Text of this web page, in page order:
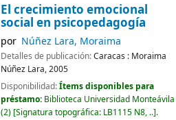
El crecimiento emocional
social en psicopedagogía
por Núñez Lara, Moraima
Detalles de publicación:Caracas : Moraima
Núñez Lara,2005
Disponibilidad:Ítems disponibles para
préstamo: Biblioteca Universidad Monteávila
(2) Signatura topográfica: LB1115 N8, .. .